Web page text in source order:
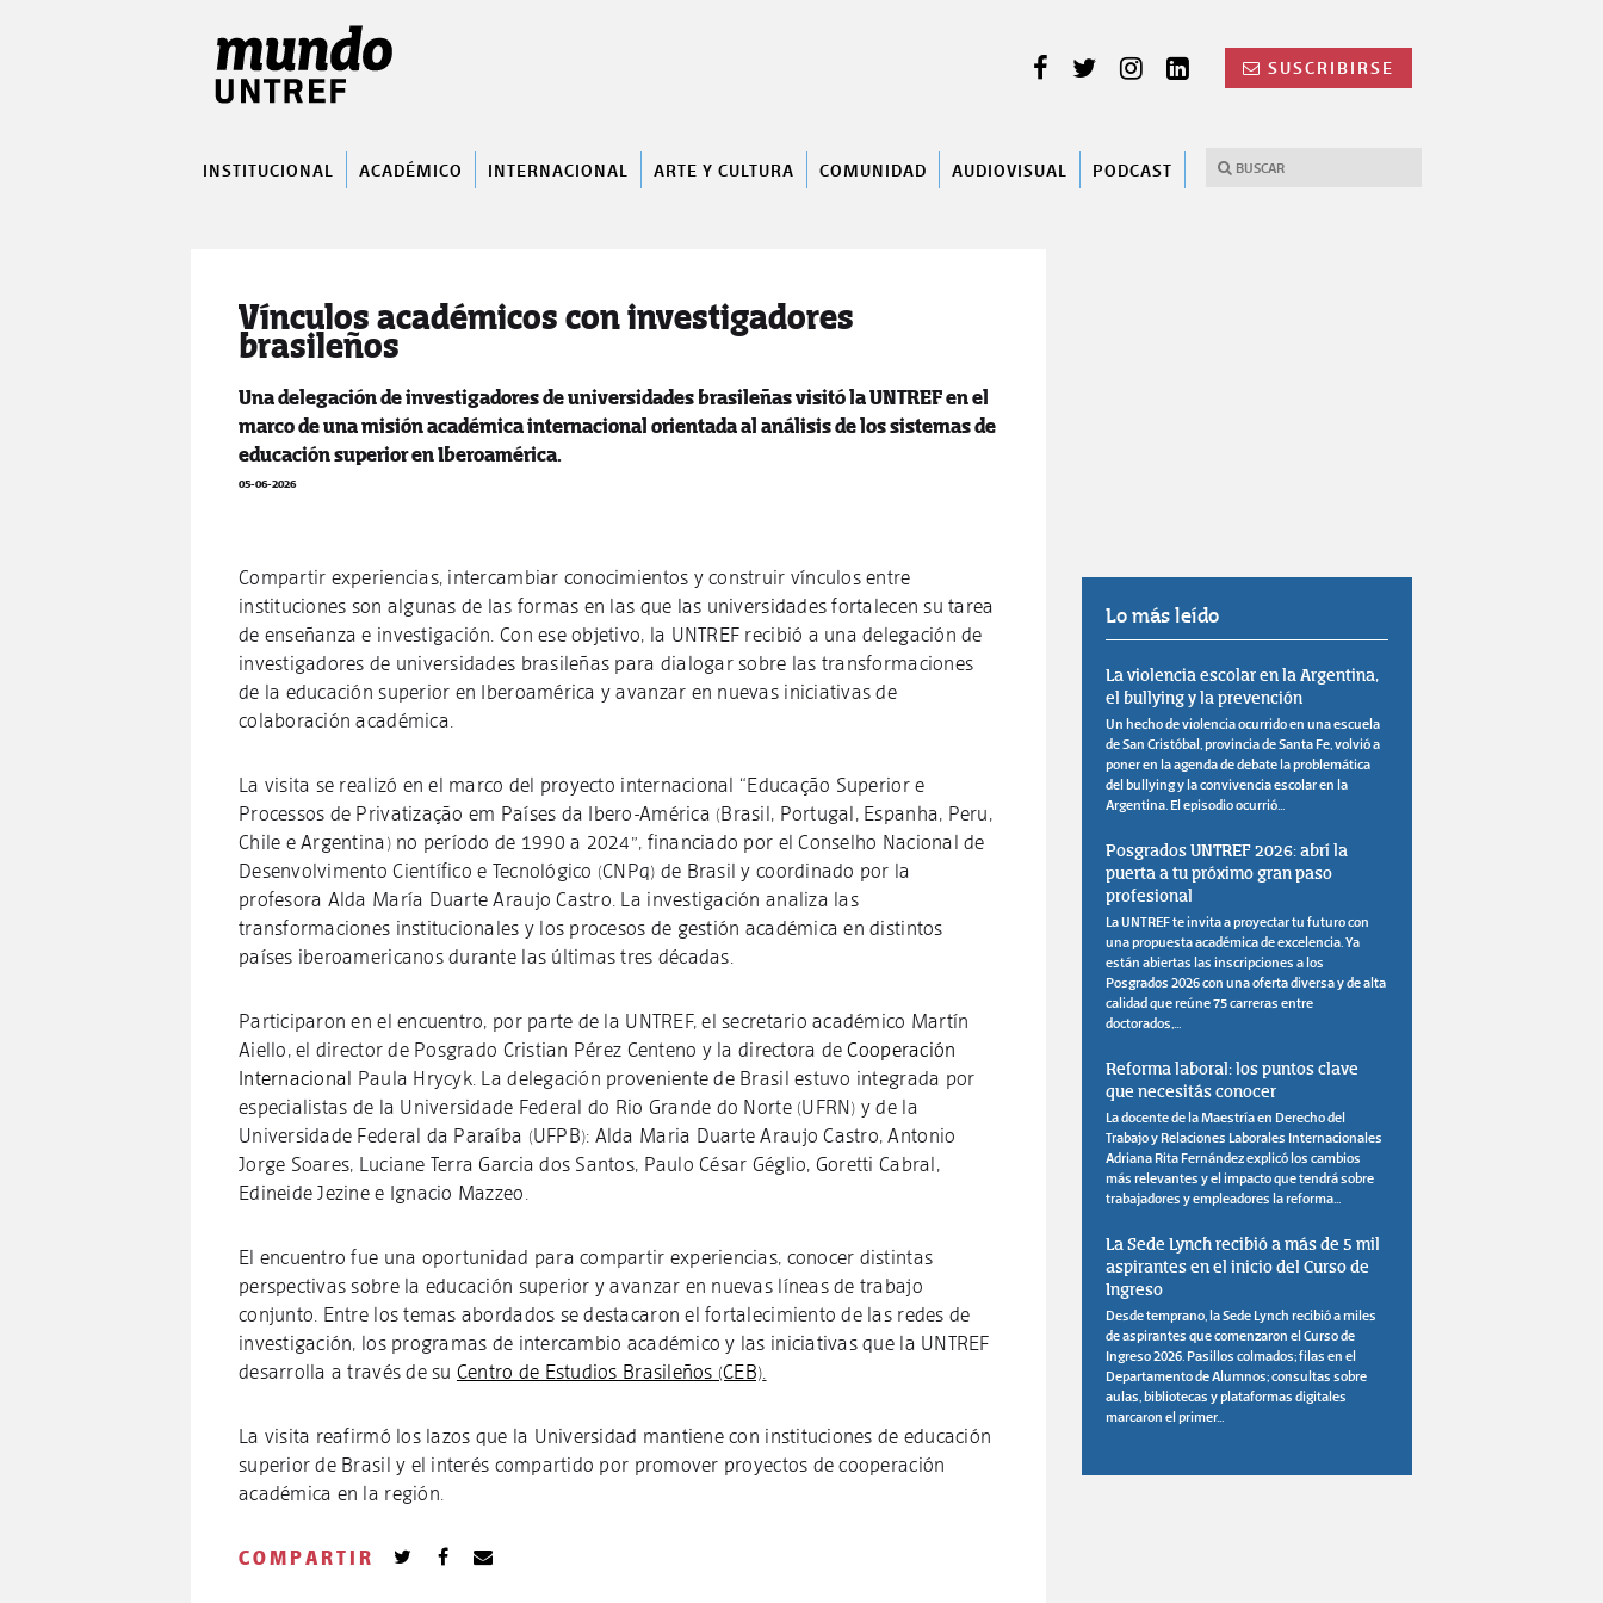
SUSCRIBIRSE
INSTITUCIONAL ACADÉMICO INTERNACIONAL ARTE Y CULTURA COMUNIDAD AUDIOVISUAL PODCAST
Vínculos académicos con investigadores
brasileños
Una delegación de investigadores de universidades brasileñas visitó la UNTREF en el
marco de una misión académica internacional orientada al análisis de los sistemas de
educación superior en Iberoamérica.
05-06-2026
Compartir experiencias, intercambiar conocimientos y construir vínculos entre
instituciones son algunas de las formas en las que las universidades fortalecen su tarea
de enseñanza e investigación. Con ese objetivo, la UNTREF recibió a una delegación de
investigadores de universidades brasileñas para dialogar sobre las transformaciones
de la educación superior en Iberoamérica y avanzar en nuevas iniciativas de
colaboración académica.
La visita se realizó en el marco del proyecto internacional “Educação Superior e
Processos de Privatização em Países da Ibero-América (Brasil, Portugal, Espanha, Peru,
Chile e Argentina) no período de 1990 a 2024”, financiado por el Conselho Nacional de
Desenvolvimento Científico e Tecnológico (CNPq) de Brasil y coordinado por la
profesora Alda María Duarte Araujo Castro. La investigación analiza las
transformaciones institucionales y los procesos de gestión académica en distintos
países iberoamericanos durante las últimas tres décadas.
Participaron en el encuentro, por parte de la UNTREF, el secretario académico Martín
Aiello, el director de Posgrado Cristian Pérez Centeno y la directora deCooperación
Internacional Paula Hrycyk. La delegación proveniente de Brasil estuvo integrada por
especialistas de la Universidade Federal do Rio Grande do Norte (UFRN) y de la
Universidade Federal da Paraíba (UFPB): Alda Maria Duarte Araujo Castro, Antonio
Jorge Soares, Luciane Terra Garcia dos Santos, Paulo César Géglio, Goretti Cabral,
Edineide Jezine e Ignacio Mazzeo.
El encuentro fue una oportunidad para compartir experiencias, conocer distintas
perspectivas sobre la educación superior y avanzar en nuevas líneas de trabajo
conjunto. Entre los temas abordados se destacaron el fortalecimiento de las redes de
investigación, los programas de intercambio académico y las iniciativas que la UNTREF
desarrolla a través de su Centro de Estudios Brasileños (CEB)
La visita reafirmó los lazos que la Universidad mantiene con instituciones de educación
superior de Brasil y el interés compartido por promover proyectos de cooperación
académica en la región.
COMPARTIR
Lo más leído
La violencia escolar en la Argentina,
el bullying y la prevención
Un hecho de violencia ocurrido en una escuela
de San Cristóbal, provincia de Santa Fe, volvió a
poner en la agenda de debate la problemática
del bullying y la convivencia escolar en la
Argentina. El episodio ocurrió...
Posgrados UNTREF 2026: abrí la
puerta a tu próximo gran paso
profesional
La UNTREF te invita a proyectar tu futuro con
una propuesta académica de excelencia. Ya
están abiertas las inscripciones a los
Posgrados 2026 con una oferta diversa y de alta
calidad que reúne 75 carreras entre
doctorados,...
Reforma laboral: los puntos clave
que necesitás conocer
La docente de la Maestría en Derecho del
Trabajo y Relaciones Laborales Internacionales
Adriana Rita Fernández explicó los cambios
más relevantes y el impacto que tendrá sobre
trabajadores y empleadores la reforma...
La Sede Lynch recibió a más de 5 mil
aspirantes en el inicio del Curso de
Ingreso
Desde temprano, la Sede Lynch recibió a miles
de aspirantes que comenzaron el Curso de
Ingreso 2026. Pasillos colmados; filas en el
Departamento de Alumnos; consultas sobre
aulas, bibliotecas y plataformas digitales
marcaron el primer...
BUSCAR